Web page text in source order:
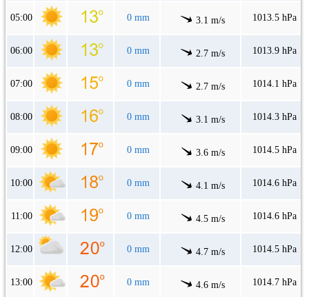
05:00 0 mm 3.1 m/s 1013.5 hPa
06:00 0 mm 2.7 m/s 1013.9 hPa
07:00 0 mm 2.7 m/s 1014.1 hPa
08:00 0 mm 3.1 m/s 1014.3 hPa
09:00 0 mm 3.6 m/s 1014.5 hPa
10:00 0 mm 4.1 m/s 1014.6 hPa
11:00 0 mm 4.5 m/s 1014.6 hPa
12:00 0 mm 4.7 m/s 1014.5 hPa
13:00 0 mm 4.6 m/s 1014.7 hPa